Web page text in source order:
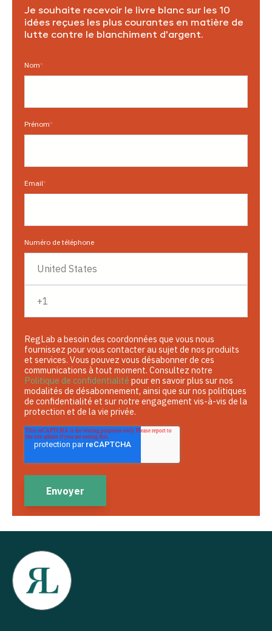
Je souhaite recevoir le livre blanc sur les 10
idées reçues les plus courantes en matière de
lutte contre le blanchiment d'argent.
Nom*
Prénom*
Email*
Numéro de téléphone
RegLab a besoin des coordonnées que vous nous
fournissez pour vous contacter au sujet de nos produits
et services. Vous pouvez vous désabonner de ces
communications à tout moment. Consultez notre
Politique de confidentialité pour en savoir plus sur nos
modalités de désabonnement, ainsi que sur nos politiques
de confidentialité et sur notre engagement vis-à-vis de la
protection et de la vie privée.